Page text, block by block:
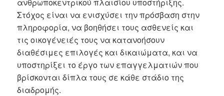
Στόχος είναι να ενισχύσει την πρόσβαση στην
πληροφορία, να βοηθήσει τους ασθενείς και
τις οικογένειές τους να κατανοήσουν
διαθέσιμες επιλογές και δικαιώματα, και να
υποστηρίξει το έργο των επαγγελματιών που
βρίσκονται δίπλα τους σε κάθε στάδιο της
διαδρομής.